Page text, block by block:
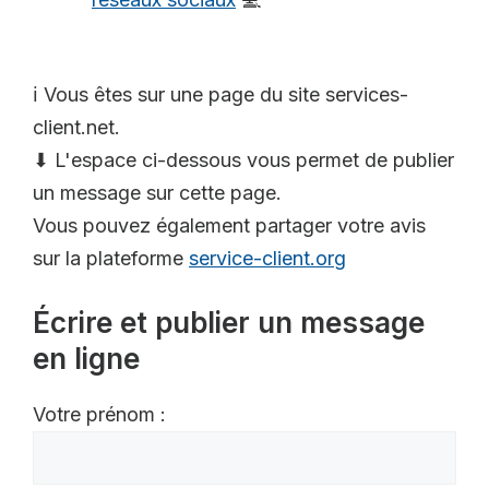
ℹ️ Vous êtes sur une page du site services-
client.net.
⬇ L'espace ci-dessous vous permet de publier
un message sur cette page.
Vous pouvez également partager votre avis
sur la plateforme service-client.org
Écrire et publier un message
en ligne
Votre prénom :